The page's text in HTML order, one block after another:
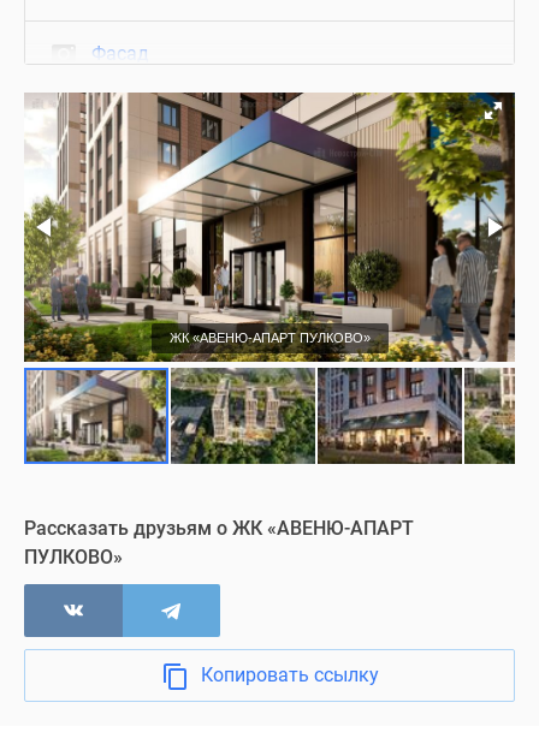
ЖК «АВЕНЮ-АПАРТ ПУЛКОВО»
Фасад
Визуализация
Рассказать друзьям о ЖК «АВЕНЮ-АПАРТ
ПУЛКОВО»
Копировать ссылку